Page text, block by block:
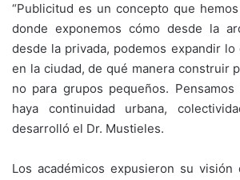
“Publicitud es un concepto que
donde exponemos cómo desde la
desde la privada, podemos expandir
en la ciudad, de qué manera construir
no para grupos pequeños.
haya continuidad urbana,
desarrolló el Dr. Mustieles.
Los académicos expusieron su